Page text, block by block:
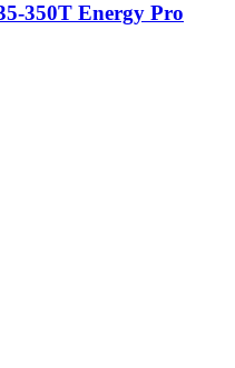
350T Energy Pro